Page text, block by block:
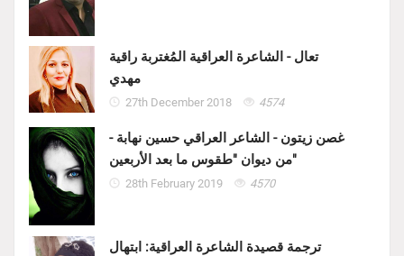
تعال - الشاعرة العراقية المُغتربة راقية
مهدي
27th December 2018 4574
غصن زيتون - الشاعر العراقي حسين نهابة -
من ديوان "طقوس ما بعد الأربعين"
28th February 2019 4570
ترجمة قصيدة الشاعرة العراقية: ابتهال